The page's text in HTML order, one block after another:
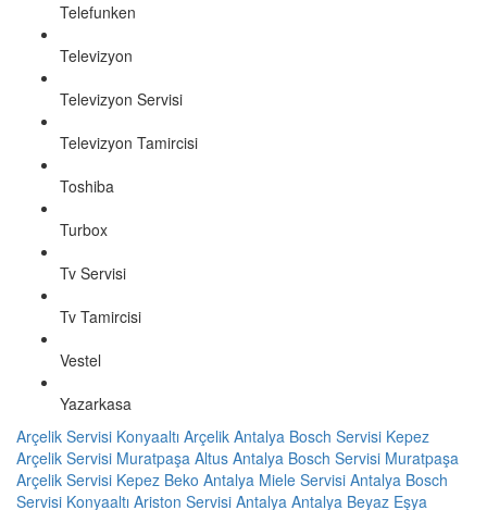
Telefunken
Televizyon
Televizyon Servisi
Televizyon Tamircisi
Toshiba
Turbox
Tv Servisi
Tv Tamircisi
Vestel
Yazarkasa
Arçelik Servisi Konyaaltı Arçelik Antalya Bosch Servisi Kepez
Arçelik Servisi Muratpaşa Altus Antalya Bosch Servisi Muratpaşa
Arçelik Servisi Kepez Beko Antalya Miele Servisi Antalya Bosch
Servisi Konyaaltı Ariston Servisi Antalya Antalya Beyaz Eşya